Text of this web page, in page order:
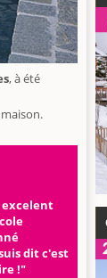
, à été
excelent
dit c'est
!"